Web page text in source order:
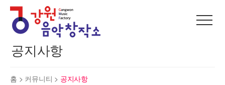
공지사항
홈 > 커뮤니티 > 공지사항